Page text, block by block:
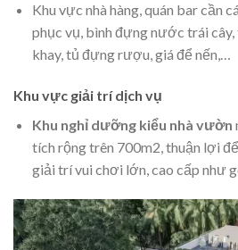
Khu vực nhà hàng, quán bar cần
phục vụ, bình đựng nước trái
khay, tủ đựng rượu, giá để nến,…
Khu vực giải trí dịch vụ
Khu nghỉ dưỡng kiểu nhà vườn
tích rộng trên 700m2, thuận lợi
giải trí vui chơi lớn, cao cấp như